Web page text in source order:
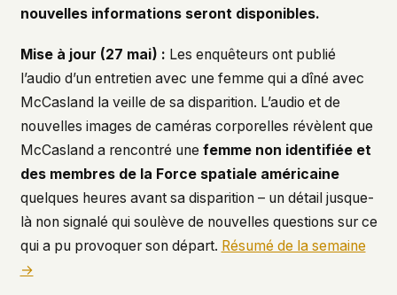
If this concerns you, a VPN or Tor will handle it.
We won't judge – we'd do the same.
This isn't a privacy policy written by lawyers to
protect us. It's a promise written by us to protect
you. If we ever add analytics, tracking, or third-
party scripts, we'll say so here first – and you
should stop trusting us.
nouvelles informations seront disponibles.
Mise à jour (27 mai) : Les enquêteurs ont publié
l’audio d’un entretien avec une femme qui a dîné avec
McCasland la veille de sa disparition. L’audio et de
nouvelles images de caméras corporelles révèlent que
McCasland a rencontré une femme non identifiée et
des membres de la Force spatiale américaine
quelques heures avant sa disparition – un détail jusque-
là non signalé qui soulève de nouvelles questions sur ce
qui a pu provoquer son départ. Résumé de la semaine
→